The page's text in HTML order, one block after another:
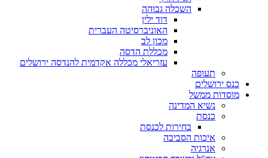
השכלה גבוהה
דוד ילין
האוניברסיטה העברית
מכון לב
מכללת הדסה
עזריאלי מכללה אקדמית להנדסה ירושלים
תעופה
כנס ירושלים
מוסדות ממשל
נשיא המדינה
כנסת
בחירות לכנסת
איכות הסביבה
אנרגיה